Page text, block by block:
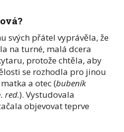
svých přátel vyprávěla, že
na turné, malá dcera
protože chtěla, aby
se rozhodla pro jinou
a otec (bubeník
red.). Vystudovala
objevovat teprve